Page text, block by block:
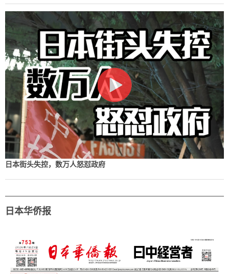
日本街头失控，数万人怒怼政府
日本华侨报